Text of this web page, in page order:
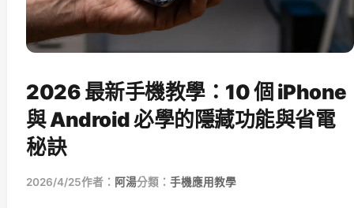
2026 最新手機教學：10 個 iPhone
與 Android 必學的隱藏功能與省電
秘訣
2026/4/25作者： 阿湯分類： 手機應用教學